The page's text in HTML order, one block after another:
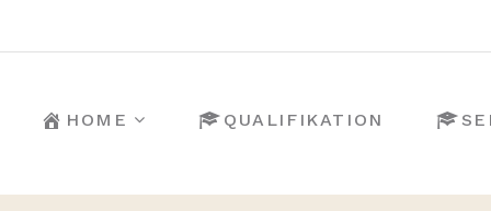
HOME QUALIFIKATION